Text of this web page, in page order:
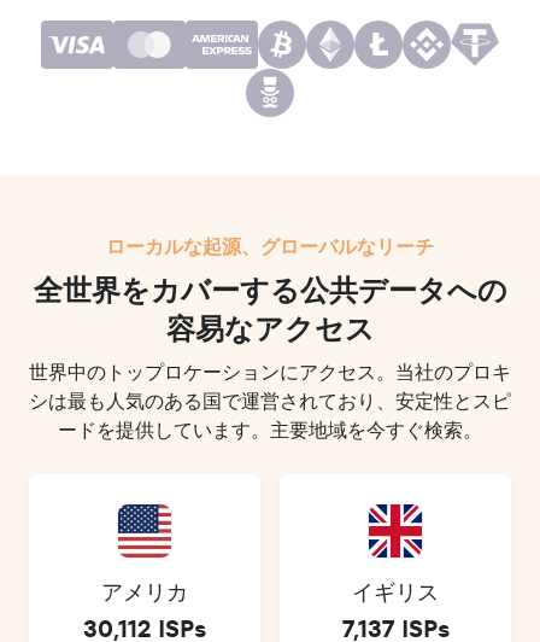
ローカルな起源、グローバルなリーチ
全世界をカバーする公共データへの
容易なアクセス
世界中のトップロケーションにアクセス。当社のプロキ
シは最も人気のある国で運営されており、安定性とスピ
ードを提供しています。主要地域を今すぐ検索。
アメリカ
30,112 ISPs
イギリス
7,137 ISPs